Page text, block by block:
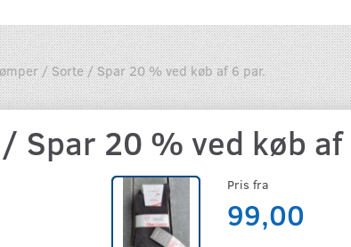
/ Sorte / Spar 20 % ved køb af 6 par.
20 % ved køb af
Pris fra
99,00